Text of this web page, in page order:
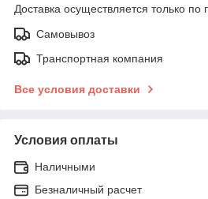
Доставка осуществляется только по
Самовывоз
Транспортная компания
Все условия доставки
Условия оплаты
Наличными
Безналичный расчет